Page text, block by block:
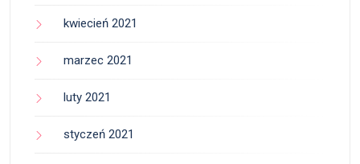
kwiecień 2021
marzec 2021
luty 2021
styczeń 2021